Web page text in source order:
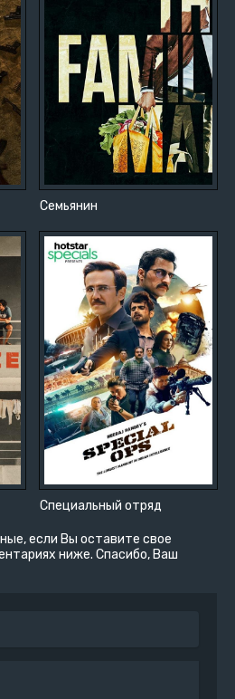
Семьянин
Специальный отряд
если Вы оставите свое
ниже. Спасибо, Ваш